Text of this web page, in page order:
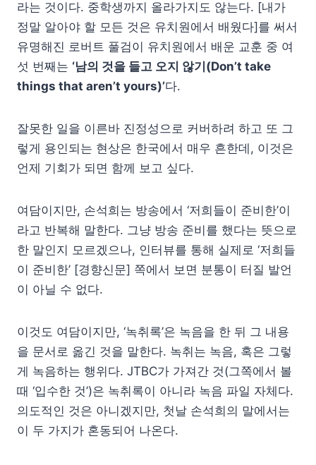
라는 것이다. 중학생까지 올라가지도 않는다. [내가
정말 알아야 할 모든 것은 유치원에서 배웠다]를 써서
유명해진 로버트 풀검이 유치원에서 배운 교훈 중 여
섯 번째는 ‘남의 것을 들고 오지 않기(Don’t take
things that aren’t yours)’다.
잘못한 일을 이른바 진정성으로 커버하려 하고 또 그
렇게 용인되는 현상은 한국에서 매우 흔한데, 이것은
언제 기회가 되면 함께 보고 싶다.
여담이지만, 손석희는 방송에서 ‘저희들이 준비한’이
라고 반복해 말한다. 그냥 방송 준비를 했다는 뜻으로
한 말인지 모르겠으나, 인터뷰를 통해 실제로 ‘저희들
이 준비한’ [경향신문] 쪽에서 보면 분통이 터질 발언
이 아닐 수 없다.
이것도 여담이지만, ‘녹취록’은 녹음을 한 뒤 그 내용
을 문서로 옮긴 것을 말한다. 녹취는 녹음, 혹은 그렇
게 녹음하는 행위다. JTBC가 가져간 것(그쪽에서 볼
때 ‘입수한 것’)은 녹취록이 아니라 녹음 파일 자체다.
의도적인 것은 아니겠지만, 첫날 손석희의 말에서는
이 두 가지가 혼동되어 나온다.